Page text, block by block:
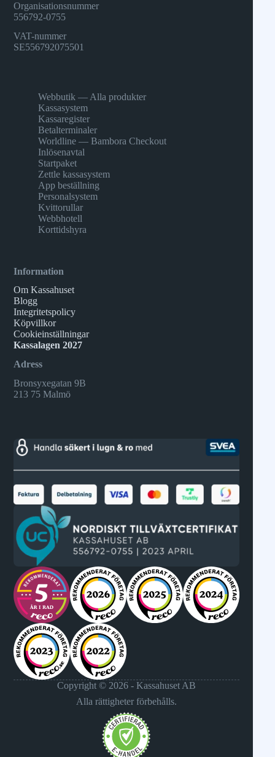
Organisationsnummer
556792-0755
VAT-nummer
SE556792075501
Webbutik — Alla produkter
Kassasystem
Kassaregister
Betalterminaler
Worldline — Bambora Checkout
Inlösenavtal
Startpaket
Zettle kassasystem
App beställning
Personalsystem
Kvittorullar
Webbhotell
Korttidshyra
Information
Om Kassahuset
Blogg
Integritetspolicy
Köpvillkor
Cookieinställningar
Kassalagen 2027
Adress
Bronsyxegatan 9B
213 75 Malmö
Copyright © 2026 - Kassahuset AB
Alla rättigheter förbehålls.